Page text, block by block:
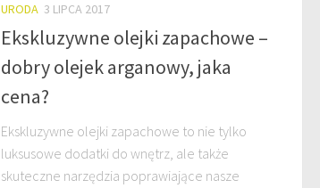
URODA 3 LIPCA 2017
Ekskluzywne olejki zapachowe –
dobry olejek arganowy, jaka
cena?
Ekskluzywne olejki zapachowe to nie tylko
luksusowe dodatki do wnętrz, ale także
skuteczne narzędzia poprawiające nasze